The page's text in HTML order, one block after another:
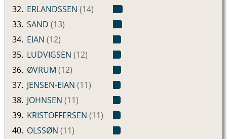
32. ERLANDSSEN (14)
33. SAND (13)
34. EIAN (12)
35. LUDVIGSEN (12)
36. ØVRUM (12)
37. JENSEN-EIAN (11)
38. JOHNSEN (11)
39. KRISTOFFERSEN (11)
40. OLSSØN (11)